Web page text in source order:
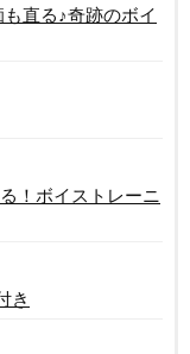
直る♪奇跡のボイ
！ボイストレーニ
き